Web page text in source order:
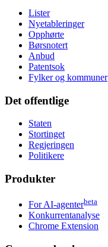
Lister
Nyetableringer
Opphørte
Børsnotert
Anbud
Patentsok
Fylker og kommuner
Det offentlige
Staten
Stortinget
Regjeringen
Politikere
Produkter
For AI-agenterbeta
Konkurrentanalyse
Chrome Extension